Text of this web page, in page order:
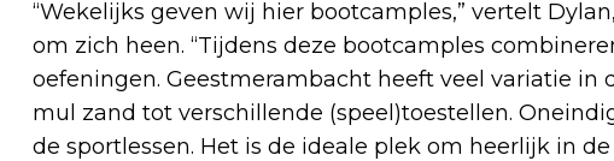
“Wekelijks geven wij hier bootcamples,” vertelt
om zich heen. “Tijdens deze bootcamples
oefeningen. Geestmerambacht heeft veel variatie in
mul zand tot verschillende (speel)toestellen.
de sportlessen. Het is de ideale plek om heerlijk in